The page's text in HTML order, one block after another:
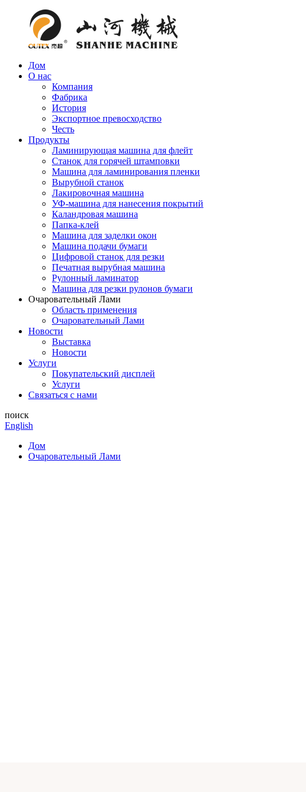
Дом
О нас
Компания
Фабрика
История
Экспортное превосходство
Честь
Продукты
Ламинирующая машина для флейт
Станок для горячей штамповки
Машина для ламинирования пленки
Вырубной станок
Лакировочная машина
УФ-машина для нанесения покрытий
Каландровая машина
Папка-клей
Машина для заделки окон
Машина подачи бумаги
Цифровой станок для резки
Печатная вырубная машина
Рулонный ламинатор
Машина для резки рулонов бумаги
Очаровательный Лами
Область применения
Очаровательный Лами
Новости
Выставка
Новости
Услуги
Покупательский дисплей
Услуги
Связаться с нами
поиск
English
Дом
Очаровательный Лами